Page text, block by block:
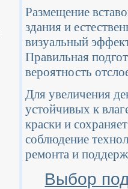
Размещение
здания и
визуальный
Правильная
вероятность
Для увеличения
устойчивых к
краски и
соблюдение
ремонта и
Выбор